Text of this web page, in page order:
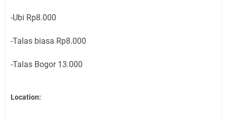
-Ubi Rp8.000
-Talas biasa Rp8.000
-Talas Bogor 13.000
Location: